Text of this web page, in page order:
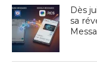
Dès
sa